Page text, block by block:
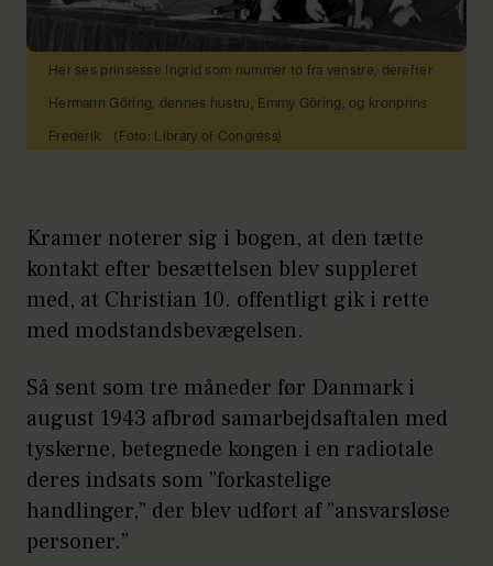
Her ses prinsesse Ingrid som nummer to fra venstre, derefter
Hermann Göring, dennes hustru, Emmy Göring, og kronprins
Frederik. (Foto: Library of Congress)
Kramer noterer sig i bogen, at den tætte
kontakt efter besættelsen blev suppleret
med, at Christian 10. offentligt gik i rette
med modstandsbevægelsen.
Så sent som tre måneder før Danmark i
august 1943 afbrød samarbejdsaftalen med
tyskerne, betegnede kongen i en radiotale
deres indsats som ”forkastelige
handlinger,” der blev udført af ”ansvarsløse
personer.”